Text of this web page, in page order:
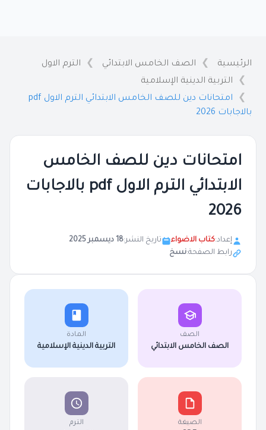
الرئيسية الصف الخامس الابتدائي
الترم الاول
التربية الدينية الإسلامية
امتحانات دين للصف الخامس الابتدائي الترم الاول pdf
بالاجابات 2026
امتحانات دين للصف الخامس
الابتدائي الترم الاول pdf بالاجابات
2026
إعداد:كتاب الاضواء تاريخ النشر:18 ديسمبر 2025
رابط الصفحة:نسخ
الصف
الصف الخامس الابتدائي
المادة
التربية الدينية الإسلامية
الصيغة الترم